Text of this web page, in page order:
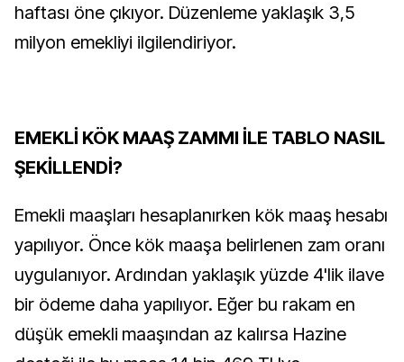
haftası öne çıkıyor. Düzenleme yaklaşık 3,5
milyon emekliyi ilgilendiriyor.
EMEKLİ KÖK MAAŞ ZAMMI İLE TABLO NASIL
ŞEKİLLENDİ?
Emekli maaşları hesaplanırken kök maaş hesabı
yapılıyor. Önce kök maaşa belirlenen zam oranı
uygulanıyor. Ardından yaklaşık yüzde 4'lik ilave
bir ödeme daha yapılıyor. Eğer bu rakam en
düşük emekli maaşından az kalırsa Hazine